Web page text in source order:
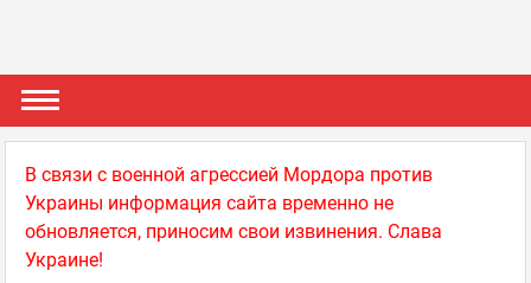
В связи с военной агрессией Мордора против
Украины информация сайта временно не
обновляется, приносим свои извинения. Слава
Украине!